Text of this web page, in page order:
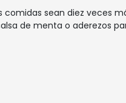
sean diez veces
de menta o aderezos